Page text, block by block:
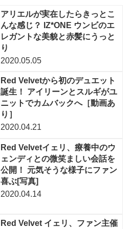
アリエルが実在したらきっとこ
んな感じ？ IZ*ONE ウンビのエ
レガントな美貌と赤髪にうっと
り
2020.05.05
Red Velvetから初のデュエット
誕生！ アイリーンとスルギがユ
ニットでカムバックへ［動画あ
り］
2020.04.21
Red Velvetイェリ、療養中のウ
ェンディとの微笑ましい会話を
公開！ 元気そうな様子にファン
喜ぶ[写真]
2020.04.14
Red Velvet イェリ、ファン主催